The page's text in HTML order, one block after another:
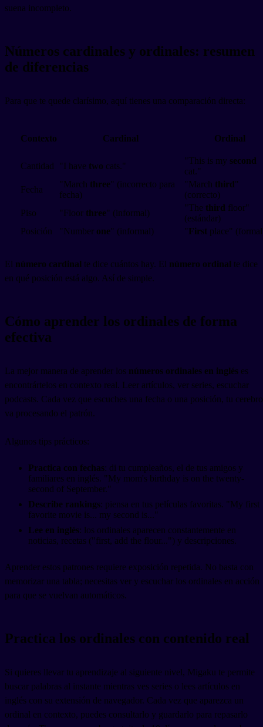
suena incompleto.
Números cardinales y ordinales: resumen
de diferencias
Para que te quede clarísimo, aquí tienes una comparación directa:
Contexto Cardinal Ordinal
Cantidad "I have two cats."
"This is my second
cat."
Fecha
"March three" (incorrecto para
fecha)
"March third"
(correcto)
Piso
"Floor three" (informal)
"The third floor"
(estándar)
Posición
"Number one" (informal) "First place"
El número cardinal te dice cuántos hay. El número ordinal te dice
en qué posición está algo. Así de simple.
Cómo aprender los ordinales de forma
efectiva
La mejor manera de aprender los números ordinales en inglés es
encontrártelos en contexto real. Leer artículos, ver series, escuchar
podcasts. Cada vez que escuches una fecha o una posición, tu cerebro
va procesando el patrón.
Algunos tips prácticos:
Practica con fechas: di tu cumpleaños, el de tus amigos y
familiares en inglés. "My mom's birthday is on the twenty-
second of September."
Describe rankings: piensa en tus películas favoritas. "My first
favorite movie is... my second is..."
Lee en inglés: los ordinales aparecen constantemente en
noticias, recetas ("first, add the flour...") y descripciones.
Aprender estos patrones requiere exposición repetida. No basta con
memorizar una tabla; necesitas ver y escuchar los ordinales en acción
para que se vuelvan automáticos.
Practica los ordinales con contenido real
Si quieres llevar tu aprendizaje al siguiente nivel, Migaku te permite
buscar palabras al instante mientras ves series o lees artículos en
inglés con su extensión de navegador. Cada vez que aparezca un
ordinal en contexto, puedes consultarlo y guardarlo para repasarlo